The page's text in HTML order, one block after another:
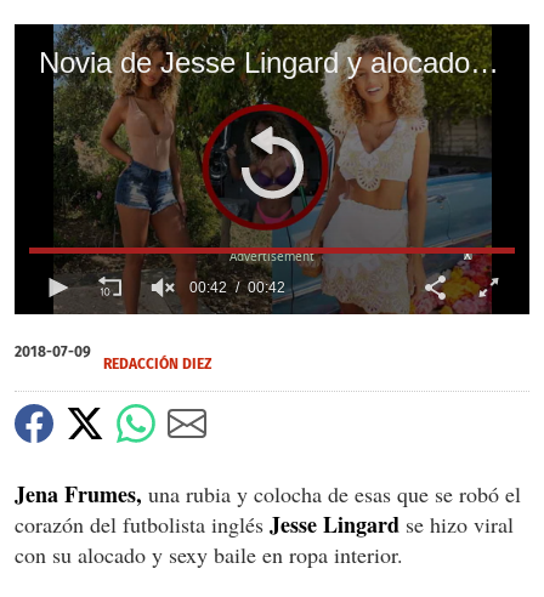
Novia de Jesse Lingard y alocado baile en ropa interior que reinó en las redes
seconds
of
seconds
00:42 00:42
X
2018-07-09
REDACCIÓN DIEZ
Jena Frumes, una rubia y colocha de esas que se robó el
corazón del futbolista inglés Jesse Lingard se hizo viral
con su alocado y sexy baile en ropa interior.